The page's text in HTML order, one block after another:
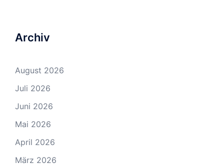
Archiv
August 2026
Juli 2026
Juni 2026
Mai 2026
April 2026
März 2026